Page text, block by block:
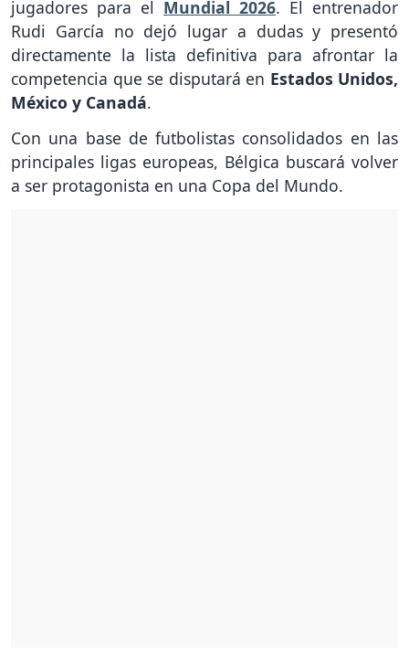
jugadores para el Mundial 2026. El entrenador
Rudi García no dejó lugar a dudas y presentó
directamente la lista definitiva para afrontar la
competencia que se disputará en Estados Unidos,
México y Canadá.
Con una base de futbolistas consolidados en las
principales ligas europeas, Bélgica buscará volver
a ser protagonista en una Copa del Mundo.